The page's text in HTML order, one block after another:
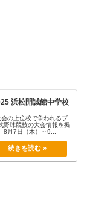
浜松開誠館中学校
の上位校で争われるブ
野球競技の大会情報を掲
月7日（木）～9...